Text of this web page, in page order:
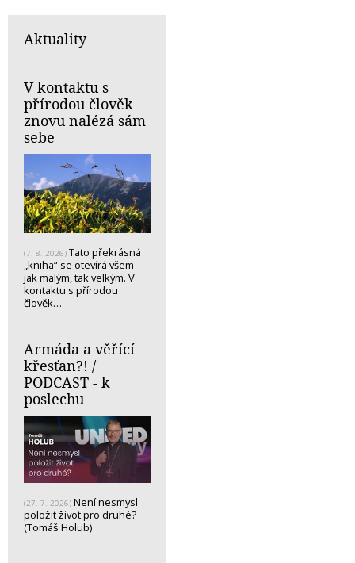
Aktuality
V kontaktu s
přírodou člověk
znovu nalézá sám
sebe
(7. 8. 2026) Tato překrásná
„kniha“ se otevírá všem –
jak malým, tak velkým. V
kontaktu s přírodou
člověk…
Armáda a věřící
křesťan?! /
PODCAST - k
poslechu
(27. 7. 2026) Není nesmysl
položit život pro druhé?
(Tomáš Holub)